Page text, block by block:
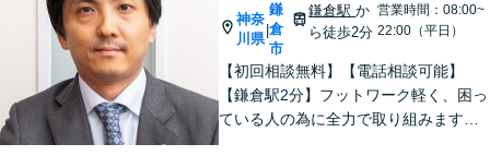
神奈
川県
|
鎌
倉
市
鎌倉駅か
ら徒歩2分
営業時間：08:00~
22:00（平日）
【初回相談無料】【電話相談可能】
【鎌倉駅2分】フットワーク軽く、困っ
ている人の為に全力で取り組みます。